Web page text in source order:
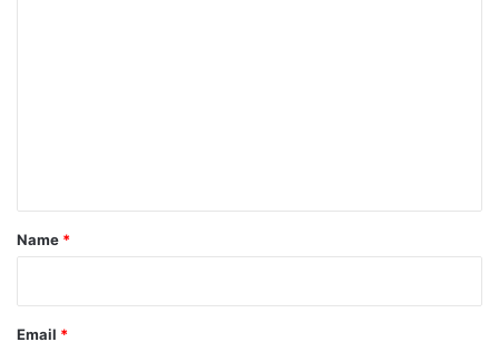
*
Name *
Email *